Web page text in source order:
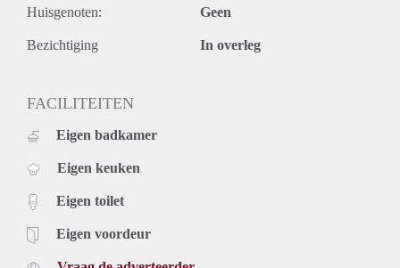
Wij werken conform het toewijzigingsprotocol van Pararius.
Meer informatie vind je via deze link:
https://tinyurl.com/59s3pdsc
Huisgenoten: Geen
Bezichtiging In overleg
FACILITEITEN
Eigen badkamer
Eigen keuken
Eigen toilet
Eigen voordeur